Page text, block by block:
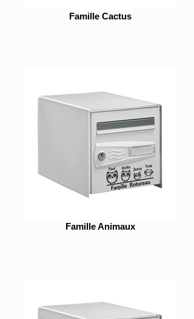
Famille Cactus
Famille Animaux